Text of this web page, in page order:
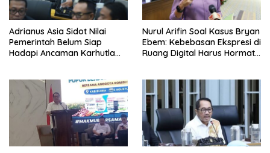
Adrianus Asia Sidot Nilai
Pemerintah Belum Siap
Hadapi Ancaman Karhutla
Nurul Arifin Soal Kasus Bryan
Ebem: Kebebasan Ekspresi di
Ruang Digital Harus Hormati